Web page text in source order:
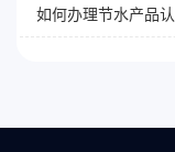
如何办理节水产品认